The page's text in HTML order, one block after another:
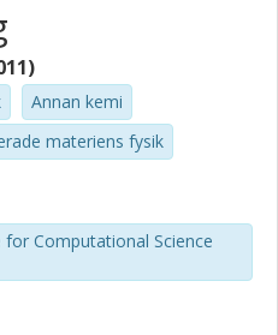
Annan kemi
materiens fysik
for Computational Science